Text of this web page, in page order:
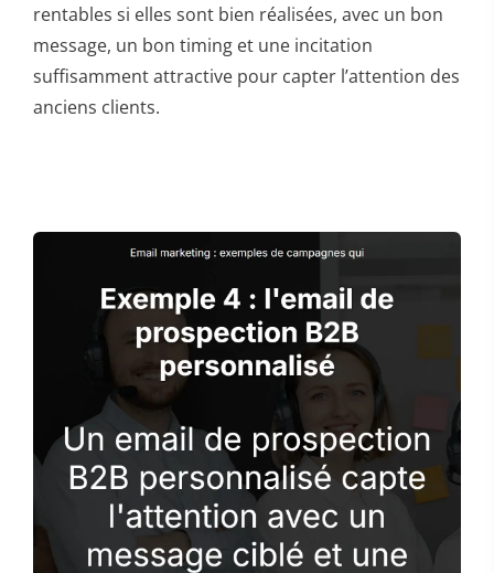
rentables si elles sont bien réalisées, avec un bon
message, un bon timing et une incitation
suffisamment attractive pour capter l’attention des
anciens clients.